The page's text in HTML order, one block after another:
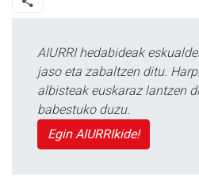
AIURRI hedabideak
jaso eta zabaltzen ditu.
albisteak euskaraz lantzen
babestuko duzu.
Egin AIURRIkide!